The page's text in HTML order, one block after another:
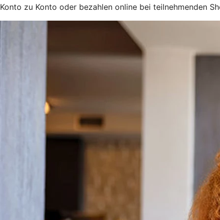
Konto zu Konto oder bezahlen online bei teilnehmenden